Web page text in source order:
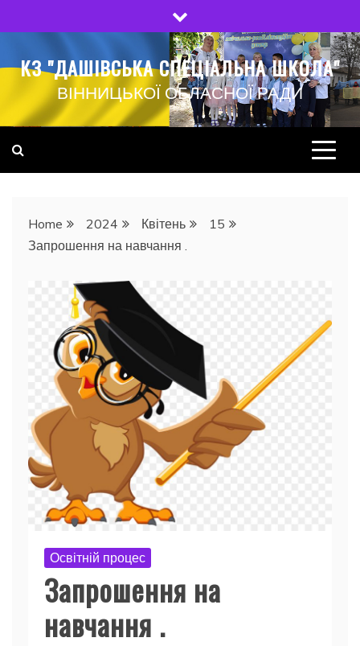
to
КЗ "ДАШІВСЬКА СПЕЦІАЛЬНА ШКОЛА"
ВІННИЦЬКОЇ ОБЛАСНОЇ РАДИ
Home 2024 Квітень
15
Запрошення на навчання .
Освітній процес
Запрошення на
навчання .